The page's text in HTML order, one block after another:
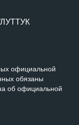
официальной
обязаны
об официальной